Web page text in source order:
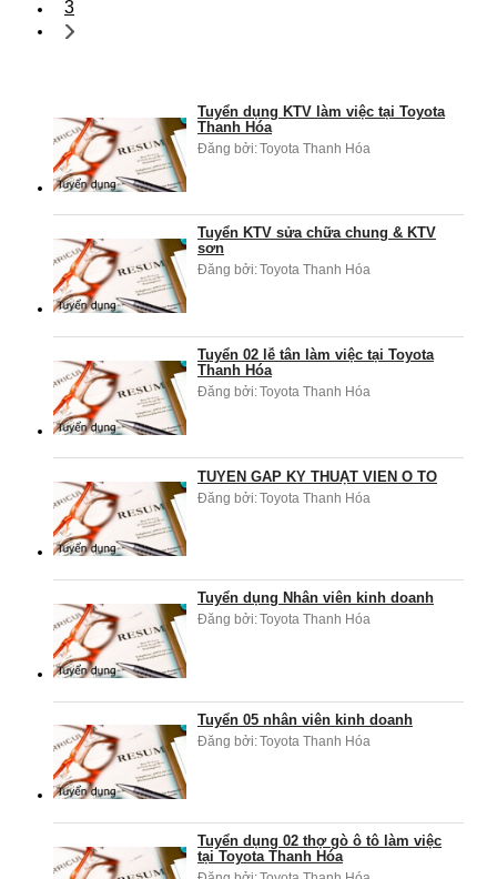
3
Tuyển dụng KTV làm việc tại Toyota
Thanh Hóa
Đăng bởi:Toyota Thanh Hóa
Tuyển KTV sửa chữa chung & KTV
sơn
Đăng bởi:Toyota Thanh Hóa
Tuyển 02 lễ tân làm việc tại Toyota
Thanh Hóa
Đăng bởi:Toyota Thanh Hóa
TUYỂN GẤP KỸ THUẬT VIÊN Ô TÔ
Đăng bởi:Toyota Thanh Hóa
Tuyển dụng Nhân viên kinh doanh
Đăng bởi:Toyota Thanh Hóa
Tuyển 05 nhân viên kinh doanh
Đăng bởi:Toyota Thanh Hóa
Tuyển dụng 02 thợ gò ô tô làm việc
tại Toyota Thanh Hóa